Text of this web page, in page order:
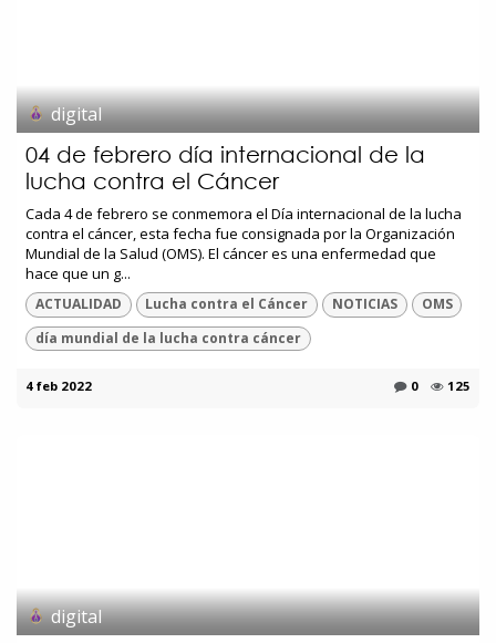
digital
04 de febrero día internacional de la
lucha contra el Cáncer
Cada 4 de febrero se conmemora el Día internacional de la lucha
contra el cáncer, esta fecha fue consignada por la Organización
Mundial de la Salud (OMS). El cáncer es una enfermedad que
hace que un g...
ACTUALIDAD Lucha contra el Cáncer NOTICIAS
OMS
día mundial de la lucha contra cáncer
4 feb 2022 0 125
digital